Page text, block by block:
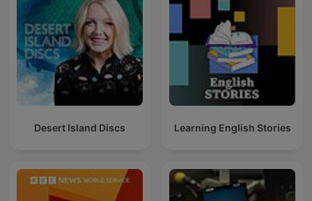
Desert Island Discs Learning English Stories